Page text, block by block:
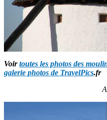
Voirtoutes les photos des
galerie photos de TravelPics.fr